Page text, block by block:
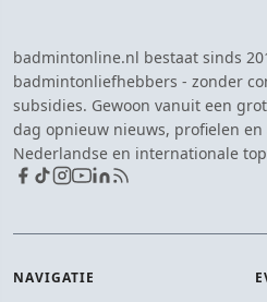
badmintonline.nl bestaat sinds
badmintonliefhebbers - zonder
subsidies. Gewoon vanuit een
dag opnieuw nieuws, profielen
Nederlandse en internationale
NAVIGATIE